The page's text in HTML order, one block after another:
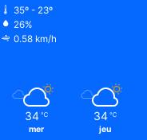
35º - 23º
26%
0.58 km/h
34 ℃
mer
34 ℃
jeu